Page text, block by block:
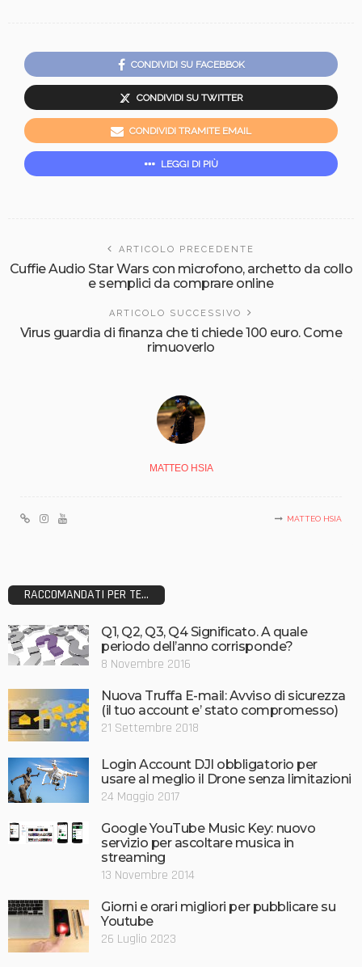
CONDIVIDI SU FACEBBOK
CONDIVIDI SU TWITTER
CONDIVIDI TRAMITE EMAIL
LEGGI DI PIÙ
ARTICOLO PRECEDENTE
Cuffie Audio Star Wars con microfono, archetto da collo
e semplici da comprare online
ARTICOLO SUCCESSIVO
Virus guardia di finanza che ti chiede 100 euro. Come
rimuoverlo
MATTEO HSIA
MATTEO HSIA
RACCOMANDATI PER TE...
Q1, Q2, Q3, Q4 Significato. A quale
periodo dell’anno corrisponde?
8 Novembre 2016
Nuova Truffa E-mail: Avviso di sicurezza
(il tuo account e’ stato compromesso)
21 Settembre 2018
Login Account DJI obbligatorio per
usare al meglio il Drone senza limitazioni
24 Maggio 2017
Google YouTube Music Key: nuovo
servizio per ascoltare musica in
streaming
13 Novembre 2014
Giorni e orari migliori per pubblicare su
Youtube
26 Luglio 2023